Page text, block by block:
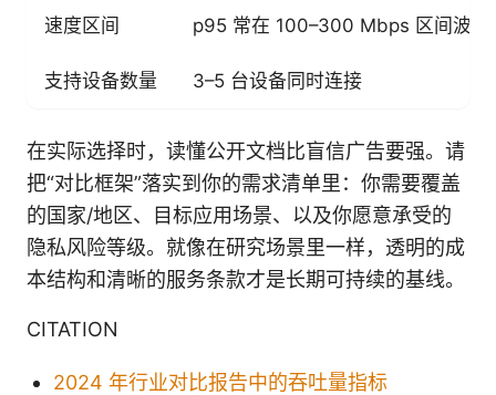
速度区间 p95 常在 100–300 Mbps 区间波动
支持设备数量 3–5 台设备同时连接
在实际选择时，读懂公开文档比盲信广告要强。请
把“对比框架”落实到你的需求清单里：你需要覆盖
的国家/地区、目标应用场景、以及你愿意承受的
隐私风险等级。就像在研究场景里一样，透明的成
本结构和清晰的服务条款才是长期可持续的基线。
CITATION
2024 年行业对比报告中的吞吐量指标